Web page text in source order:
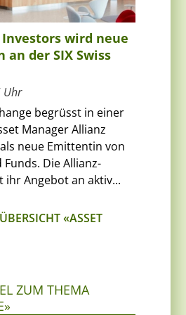
wird neue
an der SIX Swiss
Uhr
begrüsst in einer
Manager Allianz
neue Emittentin von
Funds. Die Allianz-
Angebot an aktiv...
«ASSET
ZUM THEMA